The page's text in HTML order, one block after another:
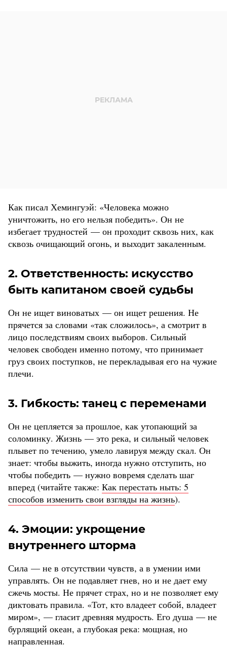
Как писал Хемингуэй: «Человека можно
уничтожить, но его нельзя победить». Он не
избегает трудностей — он проходит сквозь них, как
сквозь очищающий огонь, и выходит закаленным.
2. Ответственность: искусство
быть капитаном своей судьбы
Он не ищет виноватых — он ищет решения. Не
прячется за словами «так сложилось», а смотрит в
лицо последствиям своих выборов. Сильный
человек свободен именно потому, что принимает
груз своих поступков, не перекладывая его на чужие
плечи.
3. Гибкость: танец с переменами
Он не цепляется за прошлое, как утопающий за
соломинку. Жизнь — это река, и сильный человек
плывет по течению, умело лавируя между скал. Он
знает: чтобы выжить, иногда нужно отступить, но
чтобы победить — нужно вовремя сделать шаг
вперед (читайте также: Как перестать ныть: 5
способов изменить свои взгляды на жизнь).
4. Эмоции: укрощение
внутреннего шторма
Сила — не в отсутствии чувств, а в умении ими
управлять. Он не подавляет гнев, но и не дает ему
сжечь мосты. Не прячет страх, но и не позволяет ему
диктовать правила. «Тот, кто владеет собой, владеет
миром», — гласит древняя мудрость. Его душа — не
бурлящий океан, а глубокая река: мощная, но
направленная.